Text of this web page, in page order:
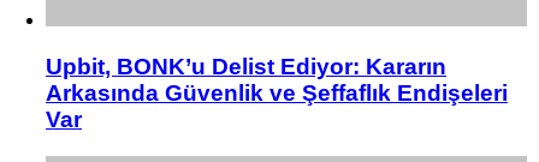
Upbit, BONK’u Delist Ediyor: Kararın
Arkasında Güvenlik ve Şeffaflık Endişeleri
Var